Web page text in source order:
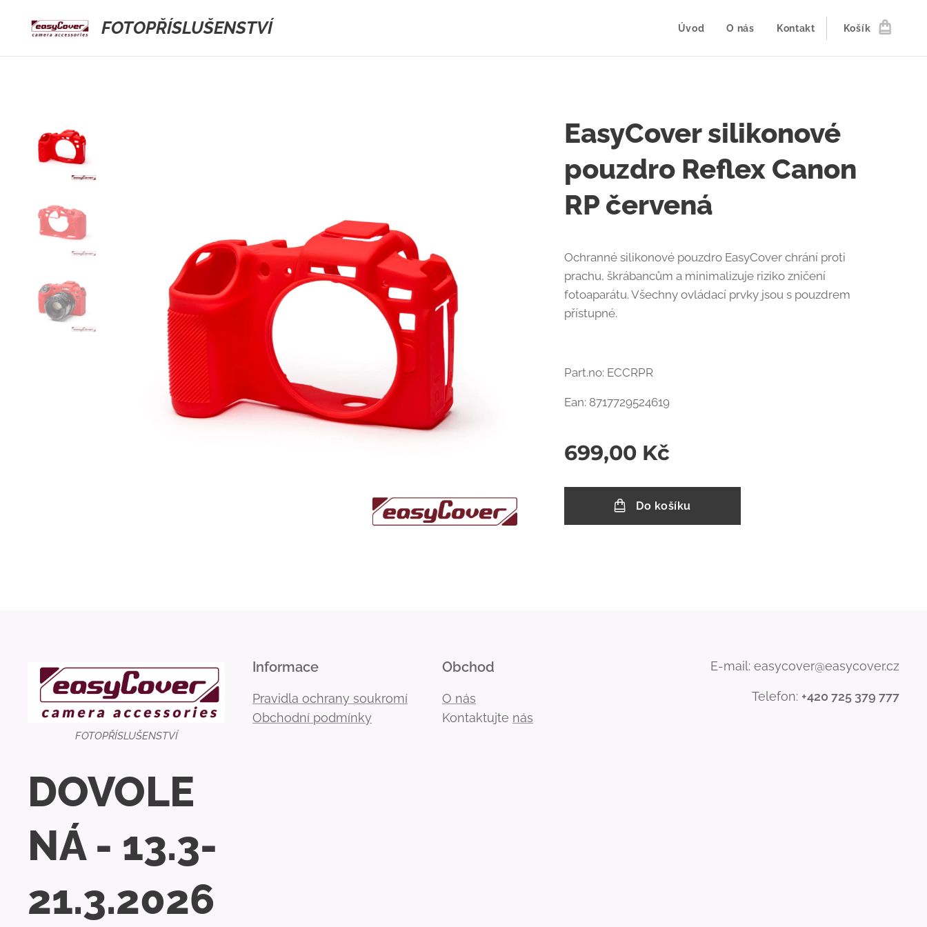
FOTOPŘÍSLUŠENSTVÍ Úvod O nás Kontakt Košík
EasyCover silikonové
pouzdro Reflex Canon
RP červená
Ochranné silikonové pouzdro EasyCover chrání proti
prachu, škrábancům a minimalizuje riziko zničení
fotoaparátu. Všechny ovládací prvky jsou s pouzdrem
přístupné.
Part.no: ECCRPR
Ean: 8717729524619
699,00 Kč
Do košíku
FOTOPŘÍSLUŠENSTVÍ
DOVOLE
NÁ - 13.3-
21.3.2026
Informace
Pravidla ochrany soukromí
Obchodní podmínky
Obchod
O nás
Kontaktujte nás
E-mail: easycover@easycover.cz
Telefon: +420 725 379 777